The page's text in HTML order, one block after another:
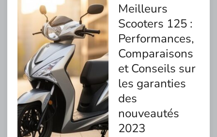
Meilleurs
Scooters 125 :
Performances,
Comparaisons
et Conseils sur
les garanties
des
nouveautés
2023